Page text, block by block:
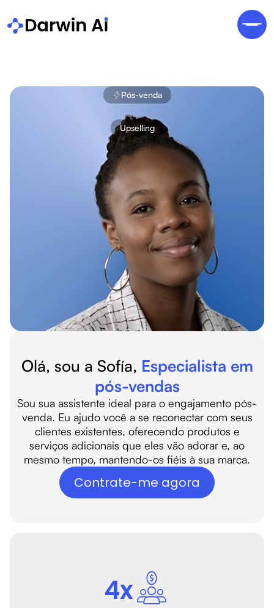
Upselling
Pós-venda
Olá, sou a Sofía, Especialista em
pós-vendas
Sou sua assistente ideal para o engajamento pós-
venda. Eu ajudo você a se reconectar com seus
clientes existentes, oferecendo produtos e
serviços adicionais que eles vão adorar e, ao
mesmo tempo, mantendo-os fiéis à sua marca.
Contrate-me agora
4x